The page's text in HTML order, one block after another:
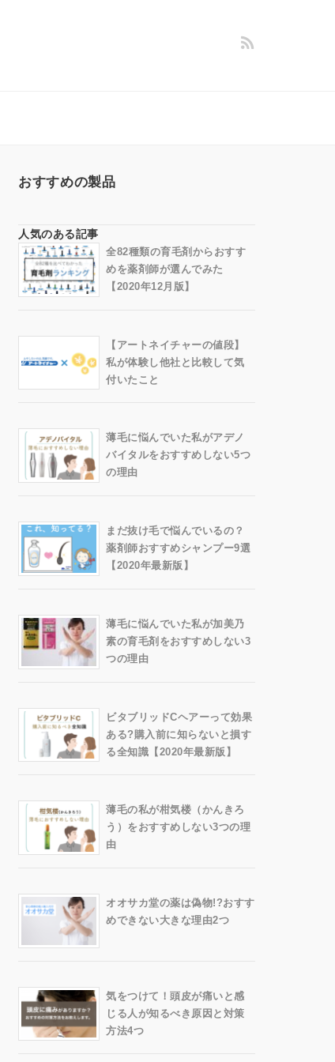
おすすめの製品
人気のある記事
全82種類の育毛剤からおすす
めを薬剤師が選んでみた
【2020年12月版】
【アートネイチャーの値段】
私が体験し他社と比較して気
付いたこと
薄毛に悩んでいた私がアデノ
バイタルをおすすめしない5つ
の理由
まだ抜け毛で悩んでいるの？
薬剤師おすすめシャンプー9選
【2020年最新版】
薄毛に悩んでいた私が加美乃
素の育毛剤をおすすめしない3
つの理由
ビタブリッドCヘアーって効果
ある?購入前に知らないと損す
る全知識【2020年最新版】
薄毛の私が柑気楼（かんきろ
う）をおすすめしない3つの理
由
オオサカ堂の薬は偽物!?おすす
めできない大きな理由2つ
気をつけて！頭皮が痛いと感
じる人が知るべき原因と対策
方法4つ